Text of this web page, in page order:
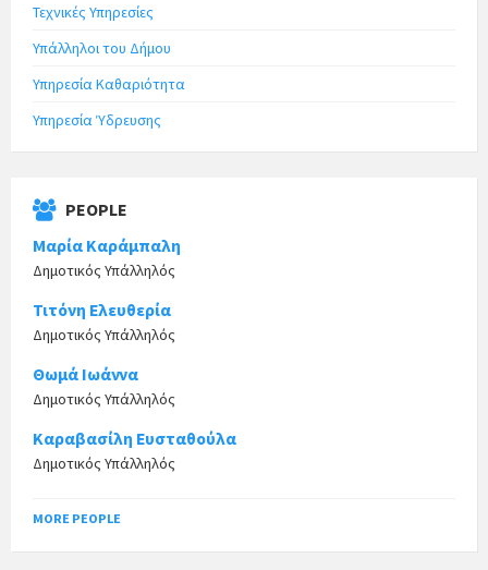
Τεχνικές Υπηρεσίες
Υπάλληλοι του Δήμου
Υπηρεσία Καθαριότητα
Υπηρεσία Ύδρευσης
PEOPLE
Μαρία Καράμπαλη
Δημοτικός Υπάλληλός
Τιτόνη Ελευθερία
Δημοτικός Υπάλληλός
Θωμά Ιωάννα
Δημοτικός Υπάλληλός
Καραβασίλη Ευσταθούλα
Δημοτικός Υπάλληλός
MORE PEOPLE